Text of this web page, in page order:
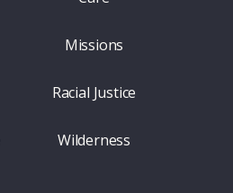
Missions
Racial Justice
Wilderness